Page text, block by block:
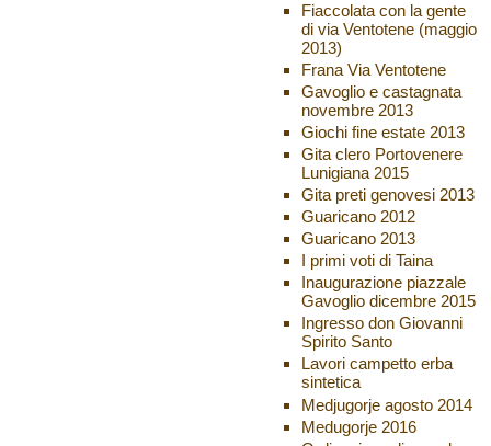
Fiaccolata con la gente
di via Ventotene (maggio
2013)
Frana Via Ventotene
Gavoglio e castagnata
novembre 2013
Giochi fine estate 2013
Gita clero Portovenere
Lunigiana 2015
Gita preti genovesi 2013
Guaricano 2012
Guaricano 2013
I primi voti di Taina
Inaugurazione piazzale
Gavoglio dicembre 2015
Ingresso don Giovanni
Spirito Santo
Lavori campetto erba
sintetica
Medjugorje agosto 2014
Medugorje 2016